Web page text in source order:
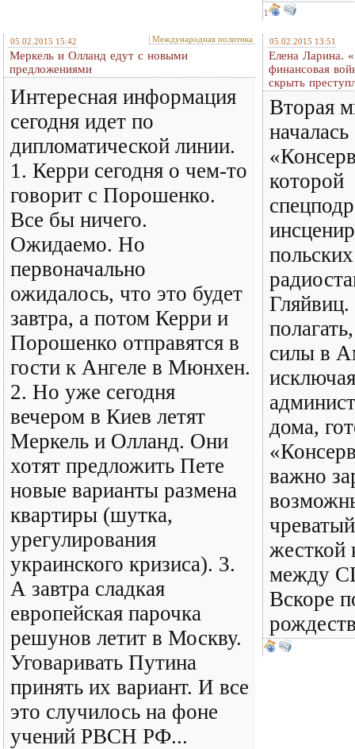
1
05.02.2015 15:42 Международная политика
Меркель и Олланд едут с новыми
предложениями
Интересная информация
сегодня идет по
дипломатической линии.
1. Керри сегодня о чем-то
говорит с Порошенко.
Все бы ничего.
Ожидаемо. Но
первоначально
ожидалось, что это будет
завтра, а потом Керри и
Порошенко отправятся в
гости к Ангеле в Мюнхен.
2. Но уже сегодня
вечером в Киев летят
Меркель и Олланд. Они
хотят предложить Пете
новые варианты размена
квартиры (шутка,
урегулирования
украинского кризиса). 3.
А завтра сладкая
европейская парочка
решунов летит в Москву.
Уговаривать Путина
принять их вариант. И все
это случилось на фоне
учений РВСН РФ...
05.02.2015 13:51
Елена Ларина.
финансовая
скрыть
Вторая
которой
Гляйвиц.
силы в
дома,
важно
жесткой
между
Вскоре